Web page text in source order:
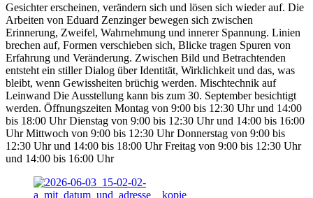
Gesichter erscheinen, verändern sich und lösen sich wieder auf. Die
Arbeiten von Eduard Zenzinger bewegen sich zwischen
Erinnerung, Zweifel, Wahrnehmung und innerer Spannung. Linien
brechen auf, Formen verschieben sich, Blicke tragen Spuren von
Erfahrung und Veränderung. Zwischen Bild und Betrachtenden
entsteht ein stiller Dialog über Identität, Wirklichkeit und das, was
bleibt, wenn Gewissheiten brüchig werden. Mischtechnik auf
Leinwand Die Ausstellung kann bis zum 30. September besichtigt
werden. Öffnungszeiten Montag von 9:00 bis 12:30 Uhr und 14:00
bis 18:00 Uhr Dienstag von 9:00 bis 12:30 Uhr und 14:00 bis 16:00
Uhr Mittwoch von 9:00 bis 12:30 Uhr Donnerstag von 9:00 bis
12:30 Uhr und 14:00 bis 18:00 Uhr Freitag von 9:00 bis 12:30 Uhr
und 14:00 bis 16:00 Uhr